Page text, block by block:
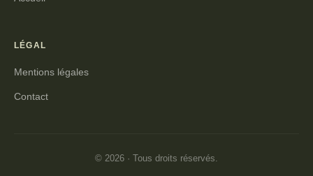
LÉGAL
Mentions légales
Contact
© 2026 · Tous droits réservés.